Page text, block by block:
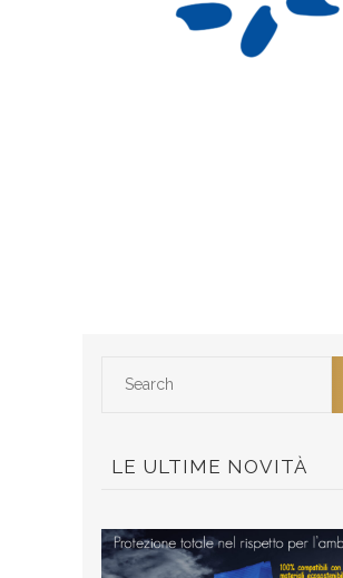
LE ULTIME NOVITÀ